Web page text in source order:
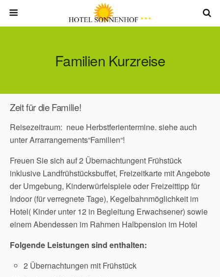
Familien Kurzreise
Zeit für die Familie!
Reisezeitraum: neue Herbstferientermine. siehe auch
unter Arrarrangements“Familien“!
Freuen Sie sich auf 2 Übernachtungent Frühstück
inklusive Landfrühstücksbuffet, Freizeitkarte mit Angebote
der Umgebung, Kinderwürfelspiele oder Freizeittipp für
Indoor (für verregnete Tage), Kegelbahnmöglichkeit im
Hotel( Kinder unter 12 in Begleitung Erwachsener) sowie
einem Abendessen im Rahmen Halbpension im Hotel
Folgende Leistungen sind enthalten:
2 Übernachtungen mit Frühstück